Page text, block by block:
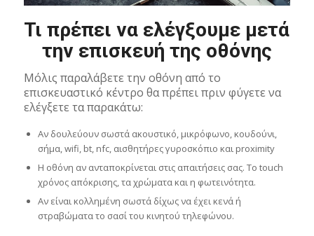
Τι πρέπει να ελέγξουμε μετά
την επισκευή της οθόνης
Μόλις παραλάβετε την οθόνη από το
επισκευαστικό κέντρο θα πρέπει πριν φύγετε να
ελέγξετε τα παρακάτω:
Αν δουλεύουν σωστά ακουστικό, μικρόφωνο, κουδούνι,
σήμα, wifi, bt, nfc, αισθητήρες γυροσκόπιο και proximity
H οθόνη αν ανταποκρίνεται στις απαιτήσεις σας. Το touch
χρόνος απόκρισης, τα χρώματα και η φωτεινότητα.
Αν είναι κολλημένη σωστά δίχως να έχει κενά ή
στραβώματα το σασί του κινητού τηλεφώνου.